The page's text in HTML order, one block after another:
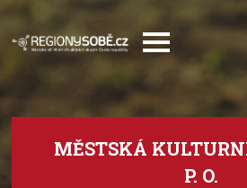
MĚSTSKÁ
P. O.